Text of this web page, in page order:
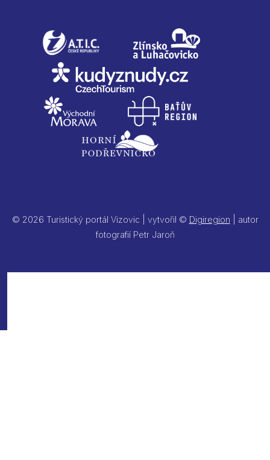
© 2026 Turistický portál Vizovic | vytvořil © Digiregion | autor
fotografií Petr Jaroň